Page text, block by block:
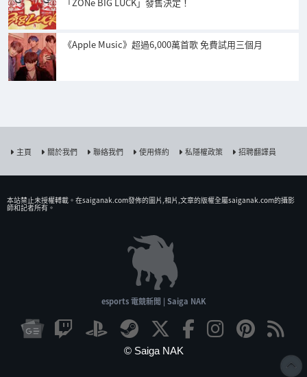
《Apple Music》超過6,000萬首歌 免費試用三個月
主頁 關於我們 聯絡我們 使用條約 私隱權政策 招聘翻譯員
本站禁止未授權𨍭載。在saiganak.com發佈的圖片,相片,文章的版權全屬saiganak.com的攝影
師和記者所有。
esports 電競新聞 | Saiga NAK
© Saiga NAK